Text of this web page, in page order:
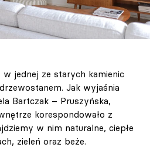
jednej ze starych kamienic
Jak wyjaśnia
Bartczak – Pruszyńska,
korespondowało z
w nim naturalne, ciepłe
zieleń oraz beże.